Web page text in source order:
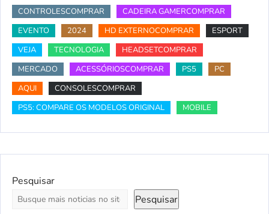
CONTROLESCOMPRAR
CADEIRA GAMERCOMPRAR
EVENTO
2024 HD EXTERNOCOMPRAR
ESPORT
VEJA
TECNOLOGIA
HEADSETCOMPRAR
MERCADO
ACESSÓRIOSCOMPRAR PS5
PC
AQUI
CONSOLESCOMPRAR
PS5: COMPARE OS MODELOS ORIGINAL
MOBILE
Pesquisar
Pesquisar